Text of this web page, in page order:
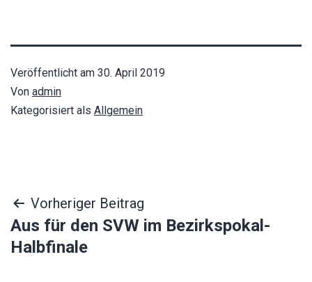
Veröffentlicht am 30. April 2019
Von admin
Kategorisiert als Allgemein
Beitragsnavigation
Vorheriger Beitrag
Aus für den SVW im Bezirkspokal-
Halbfinale